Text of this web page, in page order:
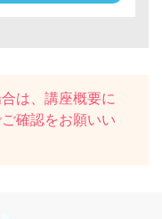
は、講座概要に
確認をお願いい